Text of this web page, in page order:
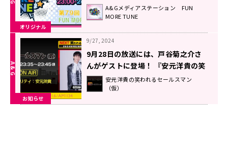
オリジナル
A&Gメディアステーション FUN
MORE TUNE
お知らせ
9/27, 2024
9月28日の放送には、戸谷菊之介さ
んがゲストに登場！ 『安元洋貴の笑
われるセールスマン（仮）』
安元洋貴の笑われるセールスマン
（仮）